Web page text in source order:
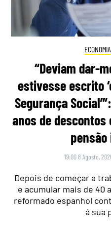
ECONOMIA
“Deviam dar-
estivesse escrito
Segurança
anos de
19:00 8 Agosto,
Depois de começar a
e acumular mais de 40
reformado espanhol
à sua